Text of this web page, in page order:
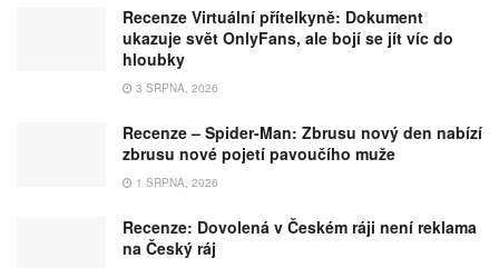
Recenze Virtuální přítelkyně: Dokument
ukazuje svět OnlyFans, ale bojí se jít víc do
hloubky
3 SRPNA, 2026
Recenze – Spider-Man: Zbrusu nový den nabízí
zbrusu nové pojetí pavoučího muže
1 SRPNA, 2026
Recenze: Dovolená v Českém ráji není reklama
na Český ráj